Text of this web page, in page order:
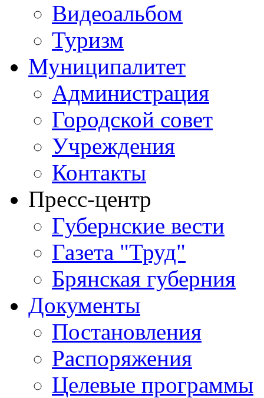
Видеоальбом
Туризм
Муниципалитет
Администрация
Городской совет
Учреждения
Контакты
Пресс-центр
Губернские вести
Газета "Труд"
Брянская губерния
Документы
Постановления
Распоряжения
Целевые программы